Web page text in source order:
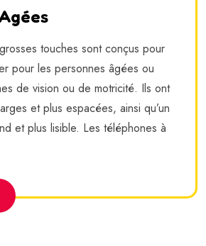
touches sont conçus pour
pour les personnes âgées ou
de vision ou de motricité. Ils ont
et plus espacées, ainsi qu’un
et plus lisible. Les téléphones à